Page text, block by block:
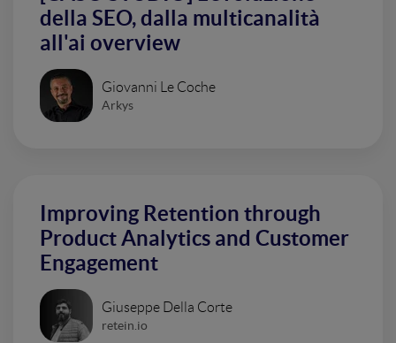
della SEO, dalla multicanalità
all'ai overview
Giovanni Le Coche
Arkys
Improving Retention through
Product Analytics and Customer
Engagement
Giuseppe Della Corte
retein.io